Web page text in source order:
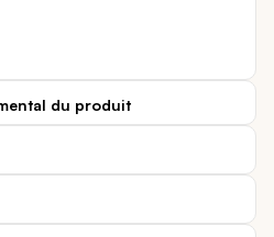
du produit